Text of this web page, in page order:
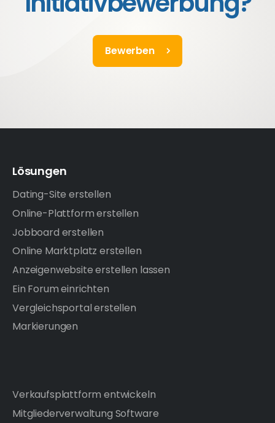
Bewerben
Lösungen
Dating-Site erstellen
Online-Plattform erstellen
Jobboard erstellen
Online Marktplatz erstellen
Anzeigenwebsite erstellen lassen
Ein Forum einrichten
Vergleichsportal erstellen
Markierungen
Verkaufsplattform entwickeln
Mitgliederverwaltung Software